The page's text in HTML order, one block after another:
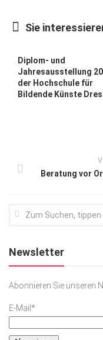
Ausflug & Reise
Podcast
Sie
Diplom- und
Jahresausstellung
der Hochschule für
Bildende Künste
Beratung vor
Newsletter
Abonnieren Sie unseren
E-Mail*